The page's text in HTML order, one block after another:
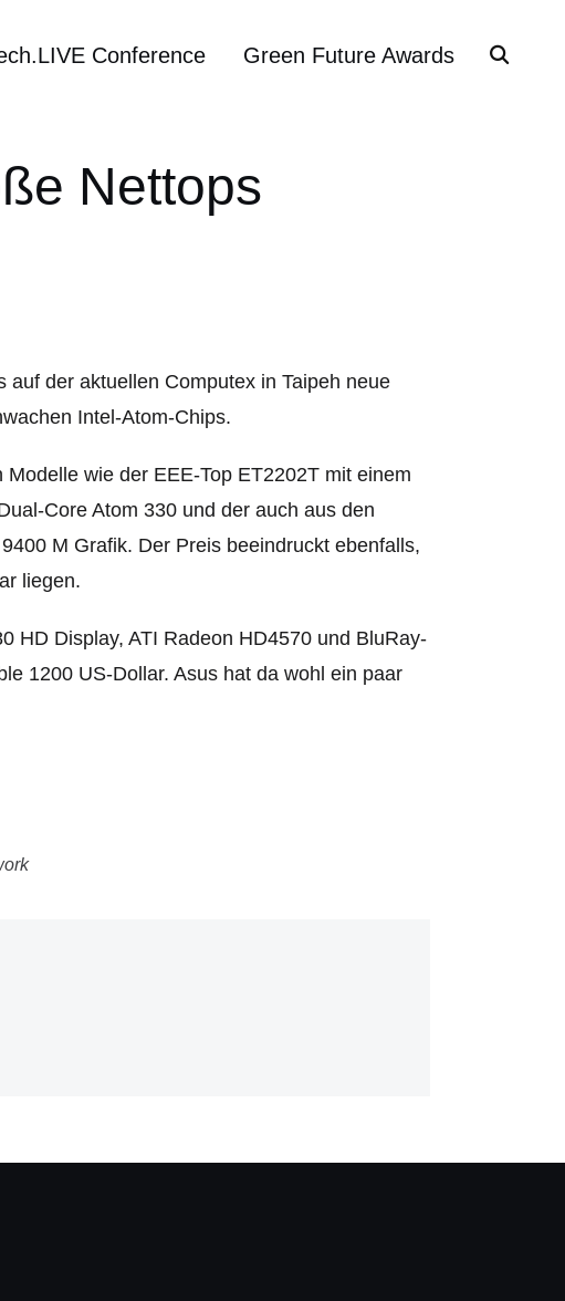
Conference Green Future Awards
Nettops
der aktuellen Computex in Taipeh neue
Intel-Atom-Chips.
wie der EEE-Top ET2202T mit einem
Core Atom 330 und der auch aus den
M Grafik. Der Preis beeindruckt ebenfalls,
liegen.
HD Display, ATI Radeon HD4570 und BluRay-
1200 US-Dollar. Asus hat da wohl ein paar